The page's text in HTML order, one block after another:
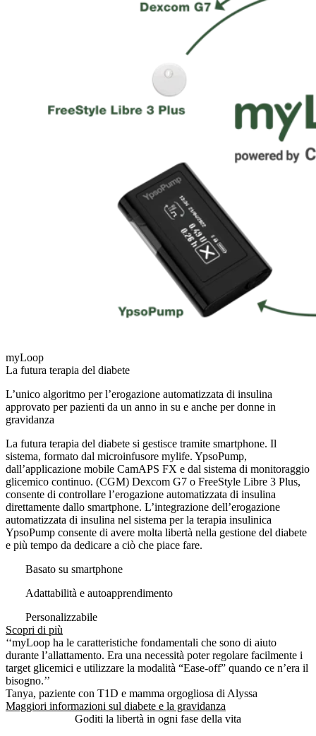
myLoop
La futura terapia del diabete
L’unico algoritmo per l’erogazione automatizzata di insulina
approvato per pazienti da un anno in su e anche per donne in
gravidanza
La futura terapia del diabete si gestisce tramite smartphone. Il
sistema, formato dal microinfusore mylife. YpsoPump,
dall’applicazione mobile CamAPS FX e dal sistema di monitoraggio
glicemico continuo. (CGM) Dexcom G7 o FreeStyle Libre 3 Plus,
consente di controllare l’erogazione automatizzata di insulina
direttamente dallo smartphone. L’integrazione dell’erogazione
automatizzata di insulina nel sistema per la terapia insulinica
YpsoPump consente di avere molta libertà nella gestione del diabete
e più tempo da dedicare a ciò che piace fare.
Basato su smartphone
Adattabilità e autoapprendimento
Personalizzabile
Scopri di più
‘‘myLoop ha le caratteristiche fondamentali che sono di aiuto
durante l’allattamento. Era una necessità poter regolare facilmente i
target glicemici e utilizzare la modalità “Ease-off” quando ce n’era il
bisogno.’’
Tanya, paziente con T1D e mamma orgogliosa di Alyssa
Maggiori informazioni sul diabete e la gravidanza
Goditi la libertà in ogni fase della vita